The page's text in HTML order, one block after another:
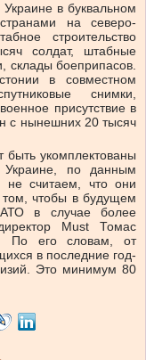
в буквальном
на северо-
строительство
солдат, штабные
склады боеприпасов.
в совместном
снимки,
присутствие в
с нынешних 20 тысяч
быть укомплектованы
Украине, по данным
не считаем, что они
чтобы в будущем
в случае более
Must Томас
По его словам, от
в последние год-
Это минимум 80